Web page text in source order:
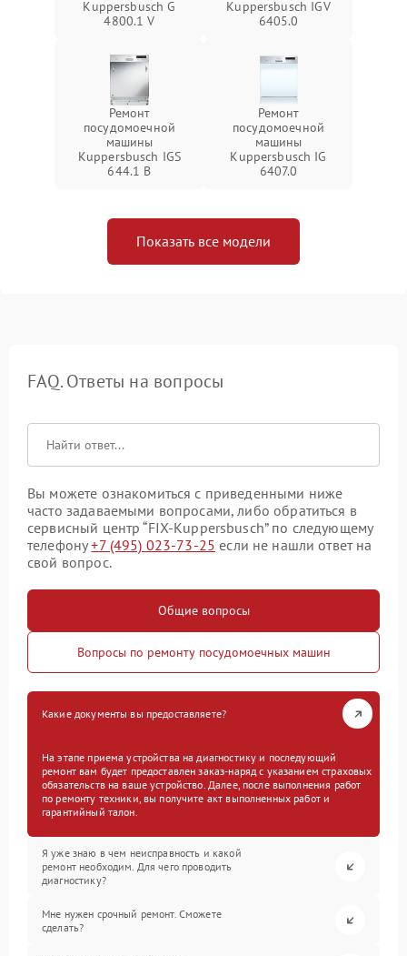
Kuppersbusch G
4800.1 V
Kuppersbusch IGV
6405.0
Ремонт
посудомоечной
машины
Kuppersbusch IGS
644.1 B
Ремонт
посудомоечной
машины
Kuppersbusch IG
6407.0
Показать все модели
FAQ. Ответы на вопросы
Вы можете ознакомиться с приведенными ниже
часто задаваемыми вопросами, либо обратиться в
сервисный центр “FIX-Kuppersbusch” по следующему
телефону+7 (495) 023-73-25 если не нашли ответ на
свой вопрос.
Общие вопросы
Вопросы по ремонту посудомоечных машин
Какие документы вы предоставляете?
На этапе приема устройства на диагностику и последующий
ремонт вам будет предоставлен заказ-наряд с указанием страховых
обязательств на ваше устройство. Далее, после выполнения работ
по ремонту техники, вы получите акт выполненных работ и
гарантийный талон.
Я уже знаю в чем неисправность и какой
ремонт необходим. Для чего проводить
диагностику?
Мне нужен срочный ремонт. Сможете
сделать?